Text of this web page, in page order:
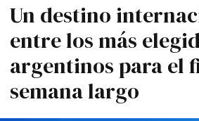
Un destino
entre los más
argentinos para el
semana largo